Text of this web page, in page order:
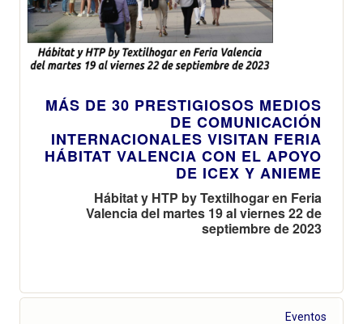
MÁS DE 30 PRESTIGIOSOS MEDIOS
DE COMUNICACIÓN
INTERNACIONALES VISITAN FERIA
HÁBITAT VALENCIA CON EL APOYO
DE ICEX Y ANIEME
Hábitat y HTP by Textilhogar en Feria
Valencia del martes 19 al viernes 22 de
septiembre de 2023
Eventos